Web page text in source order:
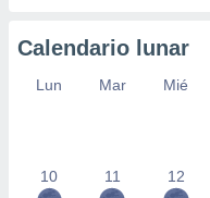
Calendario lunar
Lun Mar Mié
10 11 12